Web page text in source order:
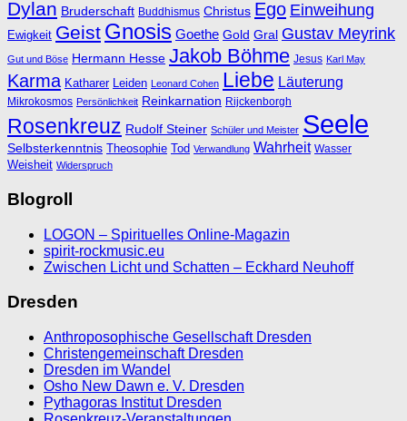
Dylan Bruderschaft Buddhismus Christus Ego Einweihung
Ewigkeit Geist Gnosis Goethe Gold Gral Gustav Meyrink
Gut und Böse Hermann Hesse Jakob Böhme Jesus Karl May
Karma Katharer Leiden Leonard Cohen Liebe Läuterung
Mikrokosmos Persönlichkeit Reinkarnation Rijckenborgh
Rosenkreuz Rudolf Steiner Schüler und Meister Seele
Selbsterkenntnis Theosophie Tod Verwandlung Wahrheit Wasser
Weisheit Widerspruch
Blogroll
LOGON – Spirituelles Online-Magazin
spirit-rockmusic.eu
Zwischen Licht und Schatten – Eckhard Neuhoff
Dresden
Anthroposophische Gesellschaft Dresden
Christengemeinschaft Dresden
Dresden im Wandel
Osho New Dawn e. V. Dresden
Pythagoras Institut Dresden